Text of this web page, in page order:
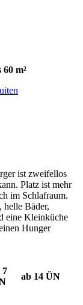
m²
ist zweifellos
Platz ist mehr
im Schlafraum.
Bäder,
eine Kleinküche
Hunger
7
ab 14 ÜN